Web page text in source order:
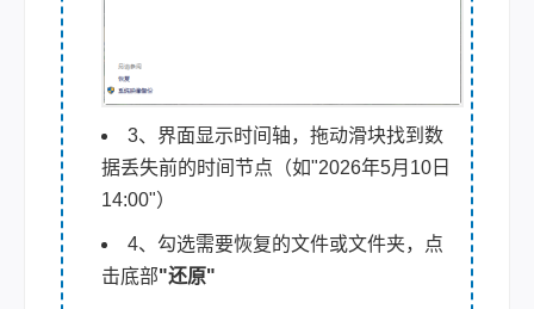
3、界面显示时间轴，拖动滑块找到数
据丢失前的时间节点（如"2026年5月10日
14:00"）
4、勾选需要恢复的文件或文件夹，点
击底部"还原"